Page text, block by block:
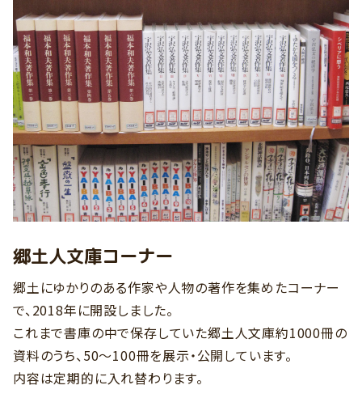
郷土人文庫コーナー
郷土にゆかりのある作家や人物の著作を集めたコーナー
で、2018年に開設しました。
これまで書庫の中で保存していた郷土人文庫約1000冊の
資料のうち、50～100冊を展示・公開しています。
内容は定期的に入れ替わります。